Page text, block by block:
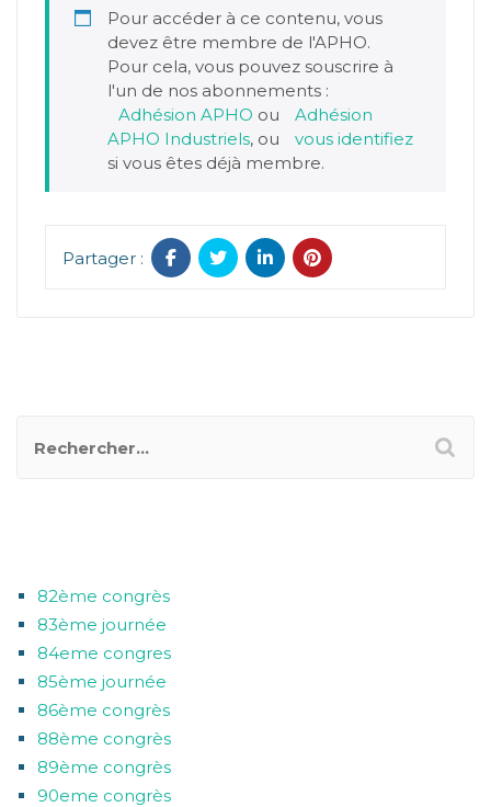
Pour accéder à ce contenu, vous
devez être membre de l'APHO.
Pour cela, vous pouvez souscrire à
l'un de nos abonnements :
Adhésion APHO ou
Adhésion
APHO Industriels, ou
vous identifiez
si vous êtes déjà membre.
Partager :
82ème congrès
83ème journée
84eme congres
85ème journée
86ème congrès
88ème congrès
89ème congrès
90eme congrès